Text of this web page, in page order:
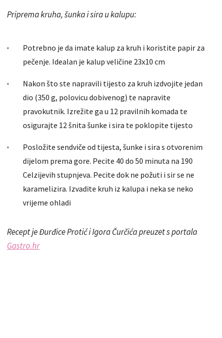
Priprema kruha, šunka i sira u kalupu:
Potrebno je da imate kalup za kruh i koristite papir za
pečenje. Idealan je kalup veličine 23x10 cm
Nakon što ste napravili tijesto za kruh izdvojite jedan
dio (350 g, polovicu dobivenog) te napravite
pravokutnik. Izrežite ga u 12 pravilnih komada te
osigurajte 12 šnita šunke i sira te poklopite tijesto
Posložite sendviče od tijesta, šunke i sira s otvorenim
dijelom prema gore. Pecite 40 do 50 minuta na 190
Celzijevih stupnjeva. Pecite dok ne požuti i sir se ne
karamelizira. Izvadite kruh iz kalupa i neka se neko
vrijeme ohladi
Recept je Đurđice Protić i Igora Čurčića preuzet s portala
Gastro.hr